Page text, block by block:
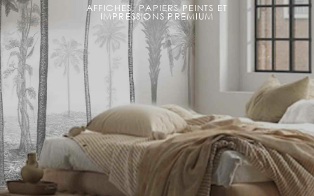
AFFICHES, PAPIERS PEINTS ET
IMPRESSIONS PREMIUM